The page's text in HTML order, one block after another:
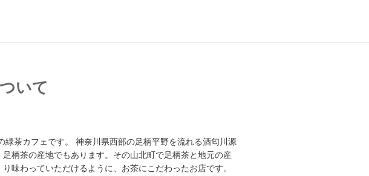
いて
緑茶カフェです。 神奈川県西部の足柄平野を流れる酒匂川源
柄茶の産地でもあります。その山北町で足柄茶と地元の産
味わっていただけるように、お茶にこだわったお店です。